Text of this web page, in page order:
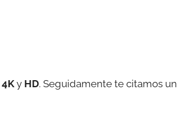
4Ky HD. Seguidamente te citamos un